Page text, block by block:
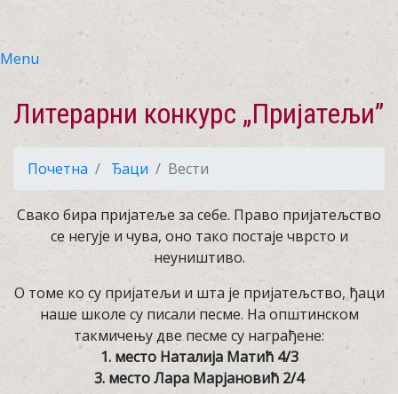
Menu
Литерарни конкурс „Пријатељи”
Почетна Ђаци Вести
Свако бира пријатеље за себе. Право пријатељство
се негује и чува, оно тако постаје чврсто и
неуништиво.
О томе ко су пријатељи и шта је пријатељство, ђаци
наше школе су писали песме. На општинском
такмичењу две песме су награђене:
1. место Наталија Матић 4/3
3. место Лара Марјановић 2/4